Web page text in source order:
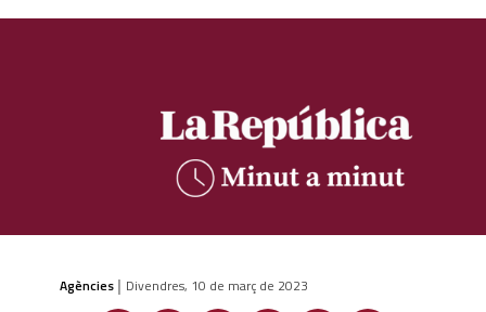
Agències | Divendres, 10 de març de 2023